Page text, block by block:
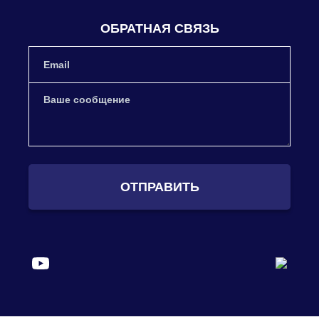
ОБРАТНАЯ СВЯЗЬ
ОТПРАВИТЬ